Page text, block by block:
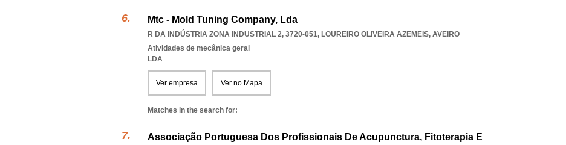
Mtc - Mold Tuning Company, Lda
R DA INDÚSTRIA ZONA INDUSTRIAL 2, 3720-051, LOUREIRO OLIVEIRA AZEMEIS, AVEIRO
Atividades de mecânica geral
LDA
Ver empresa Ver no Mapa
Matches in the search for:
Associação Portuguesa Dos Profissionais De Acupunctura, Fitoterapia E